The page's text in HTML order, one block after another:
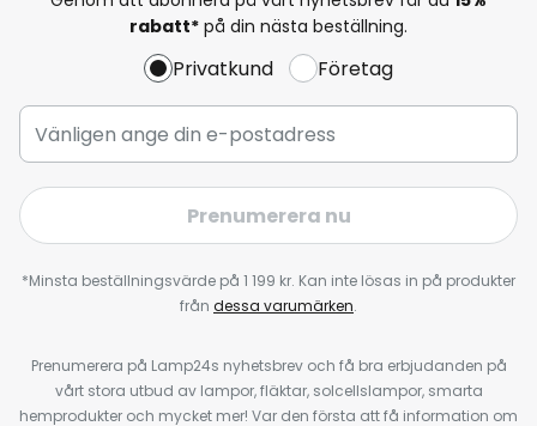
rabatt* på din nästa beställning.
Privatkund Företag
Prenumerera nu
*Minsta beställningsvärde på 1 199 kr. Kan inte lösas in på produkter
från dessa varumärken.
Prenumerera på Lamp24s nyhetsbrev och få bra erbjudanden på
vårt stora utbud av lampor, fläktar, solcellslampor, smarta
hemprodukter och mycket mer! Var den första att få information om